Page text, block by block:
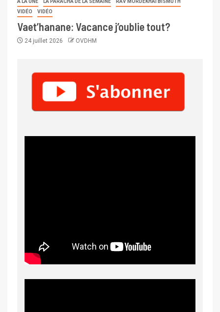
A LA UNE LA PARACHA DE LA SEMAINE
RAV MORDEKHAI BISMUTH
VIDÉO
VIDÉO
Vaet’hanane: Vacance j’oublie tout?
24 juillet 2026 OVDHM